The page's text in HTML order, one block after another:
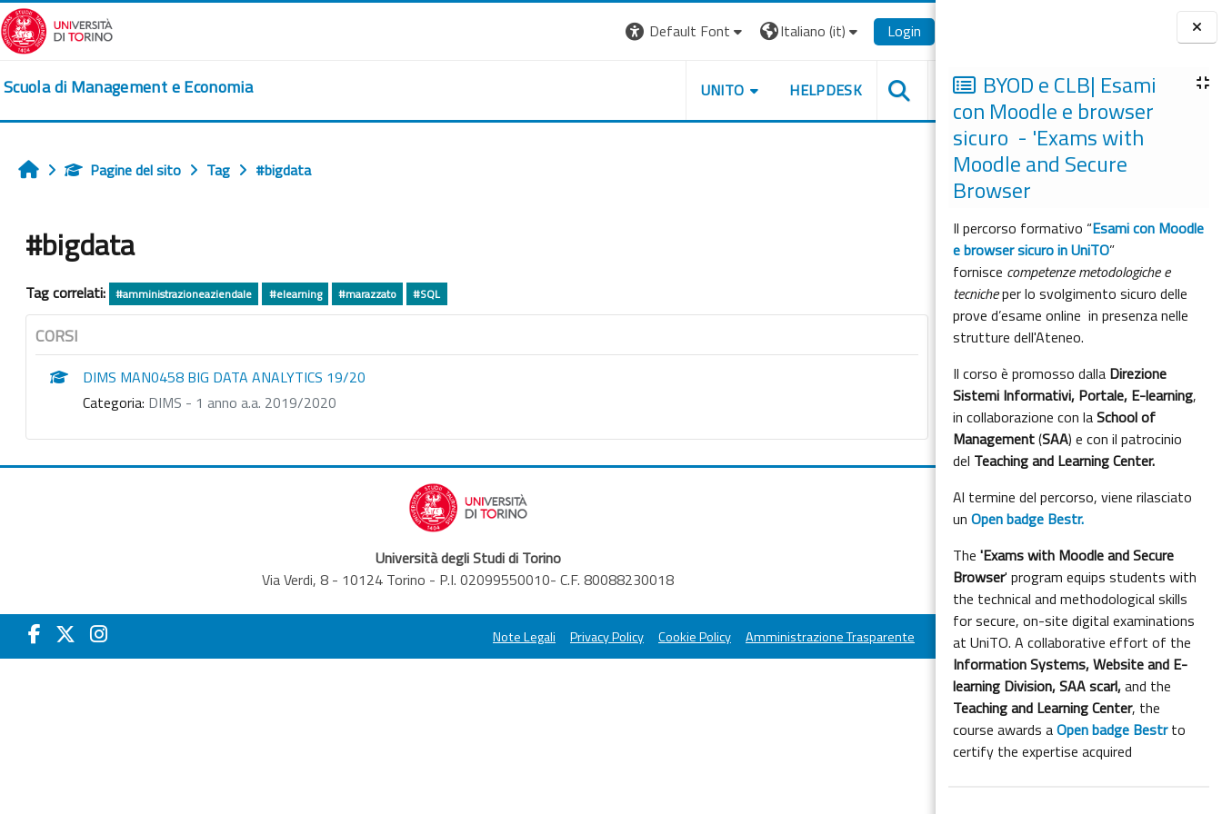
Vai al contenuto principale
Blocchi
BYOD e CLB| Esami
con Moodle e browser
sicuro - 'Exams with
Moodle and Secure
Browser
Il percorso formativo “Esami con Moodle
e browser sicuro in UniTO”
fornisce competenze metodologiche e
tecnicheper lo svolgimento sicuro delle
prove d’esame online in presenza nelle
strutture dell'Ateneo.
Il corso è promosso dalla Direzione
Sistemi Informativi, Portale, E-learning,
in collaborazione con laSchool of
Management(SAA) e con il patrocinio
del Teaching and Learning Center.
Al termine del percorso, viene rilasciato
unOpen badge Bestr.
The'Exams with Moodle and Secure
Browser' program equips students with
the technical and methodological skills
for secure, on-site digital examinations
at UniTO. A collaborative effort of the
Information Systems, Website and E-
learning Division,SAA scarl,and the
Teaching and Learning Center, the
course awards aOpen badge Bestrto
certify the expertise acquired
Default Font Italiano ‎(it)‎ Login
Scuola di Management e Economia UNITO HELPDESK
HomePagine del sito Tag #bigdata
#bigdata
Tag correlati: #amministrazioneaziendale #elearning #marazzato #SQL
CORSI
DIMS MAN0458 BIG DATA ANALYTICS 19/20
Categoria: DIMS - 1 anno a.a. 2019/2020
Università degli Studi di Torino
Via Verdi, 8 - 10124 Torino - P.I. 02099550010- C.F. 80088230018
Note Legali Privacy Policy Cookie Policy Amministrazione Trasparente